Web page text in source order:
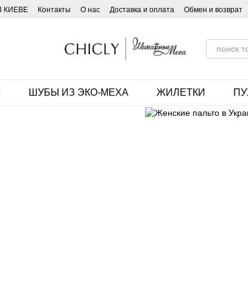
КИЕВЕ Контакты О нас Доставка и оплата Обмен и возврат
ШУБЫ ИЗ ЭКО-МЕХА ЖИЛЕТКИ